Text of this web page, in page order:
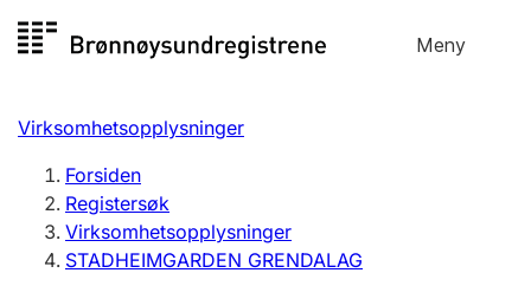
til
Meny
Registersøk
Aksjeselskap
Enkeltpersonforetak
Registrere, endre, slette
Virksomhetsopplysninger
Forsiden
Registersøk
Virksomhetsopplysninger
STADHEIMGARDEN GRENDALAG